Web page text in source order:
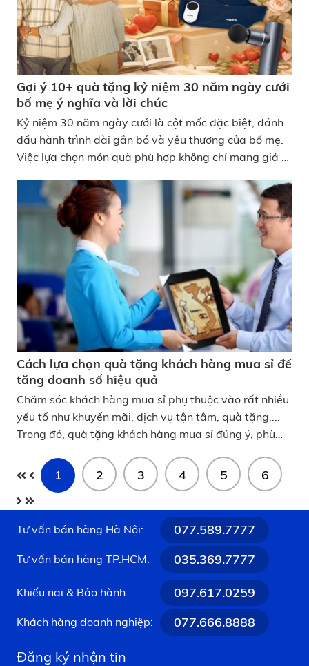
Gợi ý 10+ quà tặng kỷ niệm 30 năm ngày cưới
bố mẹ ý nghĩa và lời chúc
Kỷ niệm 30 năm ngày cưới là cột mốc đặc biệt, đánh
dấu hành trình dài gắn bó và yêu thương của bố mẹ.
Việc lựa chọn món quà phù hợp không chỉ mang giá trị
con cái dành cho đấng sinh thành. Dưới đây là gợi ý
10+ quà tặng kỷ niệm 30 năm ngày cưới bố mẹ ý
nghĩa kèm theo những lời chúc chân thành đến từ
KATA để giúp bạn gửi trọn tình cảm và tạo nên
khoảnh khắc đáng nhớ cho ngày đặc biệt này nhé!
Gợi ý 10+ quà tặng kỷ niệm 30 năm ngày cưới bố mẹ
ý nghĩa và lời chúc
Cách lựa chọn quà tặng khách hàng mua sỉ để
tăng doanh số hiệu quả
Chăm sóc khách hàng mua sỉ phụ thuộc vào rất nhiều
yếu tố như khuyến mãi, dịch vụ tận tâm, quà tặng,...
Trong đó, quà tặng khách hàng mua sỉ đúng ý, phù
khóa vàng giúp tăng sự trung thành, thúc đẩy mua
hàng và nâng cao doanh số một cách hiệu quả. Vậy,
nên lựa chọn quà tặng khách hàng mua sỉ như thế
nào? Hãy cùng KATA tìm hiểu trong bài viết dưới đây
nhé! Cách lựa chọn quà tặng khách hàng mua sỉ để
tăng doanh số hiệu quả
1 2 3 4 5 6
Tư vấn bán hàng Hà Nội: 077.589.7777
Tư vấn bán hàng TP.HCM: 035.369.7777
Khiếu nại & Bảo hành: 097.617.0259
Khách hàng doanh nghiệp: 077.666.8888
Đăng ký nhận tin